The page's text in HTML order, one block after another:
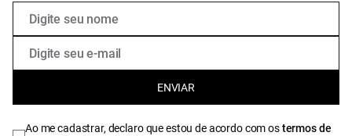
ENVIAR
Ao me cadastrar, declaro que estou de acordo com ostermos de